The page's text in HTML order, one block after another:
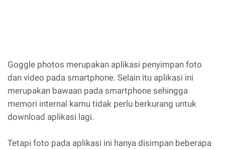
Goggle photos merupakan aplikasi penyimpan foto
dan video pada smartphone. Selain itu aplikasi ini
merupakan bawaan pada smartphone sehingga
memori internal kamu tidak perlu berkurang untuk
download aplikasi lagi.
Tetapi foto pada aplikasi ini hanya disimpan beberapa